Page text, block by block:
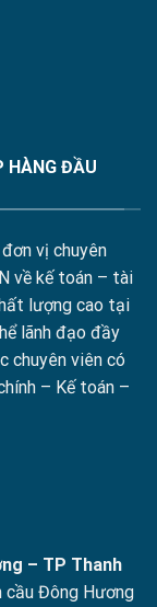
HÀNG ĐẦU
vị chuyên
về kế toán – tài
lượng cao tại
lãnh đạo đầy
chuyên viên có
– Kế toán –
– TP Thanh
Đông Hương